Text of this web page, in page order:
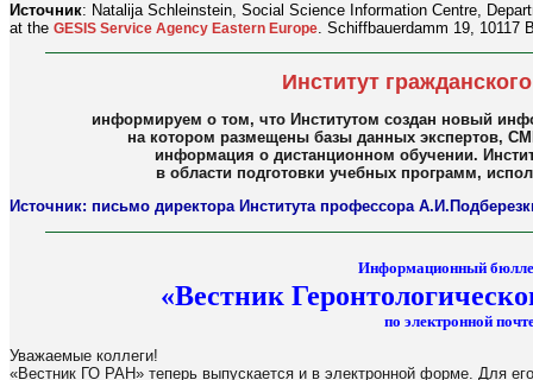
Источник: Natalija Schleinstein, Social Science Information Centre,
at the GESIS Service Agency Eastern Europe. Schiffbauerdamm 19, 10117
Институт
информируем о том, что Институтом создан новый
на котором размещены базы данных экспертов,
информация о дистанционном обучении.
в области подготовки учебных программ,
Источник: письмо директора Института профессора
Информационный
«Вестник
по электронной
Уважаемые коллеги!
«Вестник ГО РАН» теперь выпускается и в электронной форме. Для